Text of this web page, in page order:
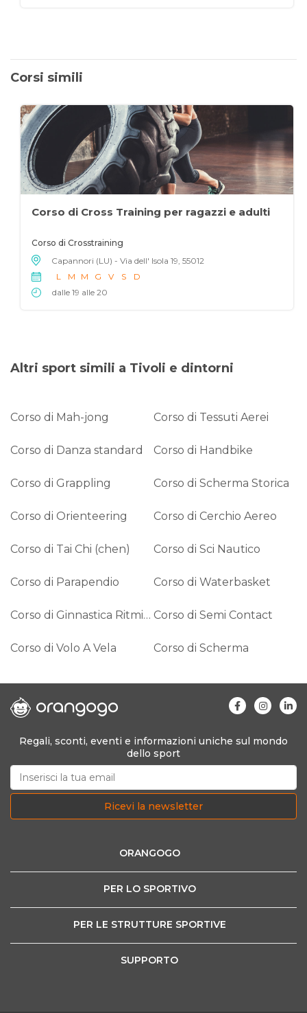
Corsi simili
Corso di Cross Training per ragazzi e adulti
Corso di Crosstraining
Capannori (LU) - Via dell' Isola 19, 55012
L
M M G V S
D
dalle 19 alle 20
Altri sport simili a Tivoli e dintorni
Corso di Mah-jong Corso di Tessuti Aerei
Corso di Danza standard Corso di Handbike
Corso di Grappling Corso di Scherma Storica
Corso di Orienteering Corso di Cerchio Aereo
Corso di Tai Chi (chen) Corso di Sci Nautico
Corso di Parapendio Corso di Waterbasket
Corso di Ginnastica Ritmica Corso di Semi Contact
Corso di Volo A Vela Corso di Scherma
Regali, sconti, eventi e informazioni uniche sul mondo
dello sport
Ricevi la newsletter
ORANGOGO
PER LO SPORTIVO
PER LE STRUTTURE SPORTIVE
SUPPORTO